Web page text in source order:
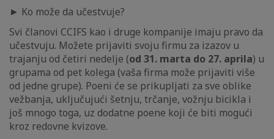
► Ko može da učestvuje?
Svi članovi CCIFS kao i druge kompanije imaju pravo da
učestvuju. Možete prijaviti svoju firmu za izazov u
trajanju od četiri nedelje (od 31. marta do 27. aprila) u
grupama od pet kolega (vaša firma može prijaviti više
od jedne grupe). Poeni će se prikupljati za sve oblike
vežbanja, uključujući šetnju, trčanje, vožnju bicikla i
još mnogo toga, uz dodatne poene koji će biti mogući
kroz redovne kvizove.